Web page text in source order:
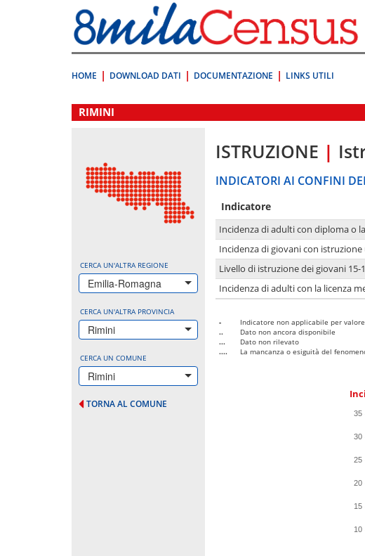
direttamente
a:
Contenuto
HOME DOWNLOAD DATI DOCUMENTAZIONE LINKS UTILI
.
RIMINI
CERCA UN'ALTRA REGIONE
Emilia-Romagna
CERCA UN'ALTRA PROVINCIA
Rimini
CERCA UN COMUNE
Rimini
TORNA AL COMUNE
ISTRUZIONE |
INDICATORI AI CONFINI
Indicatore
Incidenza di adulti con diploma o
Incidenza di giovani con
Livello di istruzione dei giovani 15-
Incidenza di adulti con la licenza
-
Indicatore non applicabile per
..
Dato non ancora disponibile
...
Dato non rilevato
....
La mancanza o esiguità del
10
15
20
25
30
35